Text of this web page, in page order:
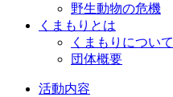
野生動物の危機
くまもりとは
くまもりについて
団体概要
活動内容